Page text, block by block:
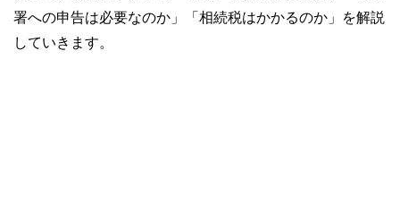
署への申告は必要なのか」「相続税はかかるのか」を解説
していきます。